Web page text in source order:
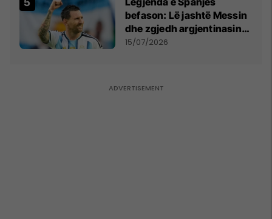
befason: Lë jashtë Messin
dhe zgjedh argjentinasin
më të mirë në botë
15/07/2026